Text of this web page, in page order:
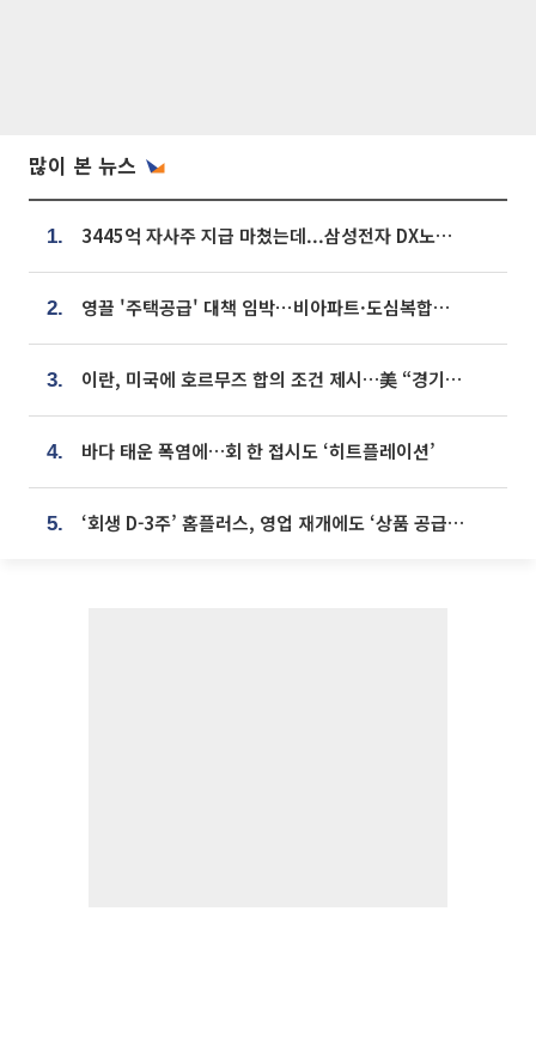
많이 본 뉴스
1. 3445억 자사주 지급 마쳤는데...삼성전자 DX노조, 뒤늦은 '떼쓰기 집회'
2. 영끌 '주택공급' 대책 임박⋯비아파트·도심복합까지 총동원
3. 이란, 미국에 호르무즈 합의 조건 제시…美 “경기 아직 안 끝나” [종합]
4. 바다 태운 폭염에…회 한 접시도 ‘히트플레이션’
5. ‘회생 D-3주’ 홈플러스, 영업 재개에도 ‘상품 공급망’ 복구가 생존 관건